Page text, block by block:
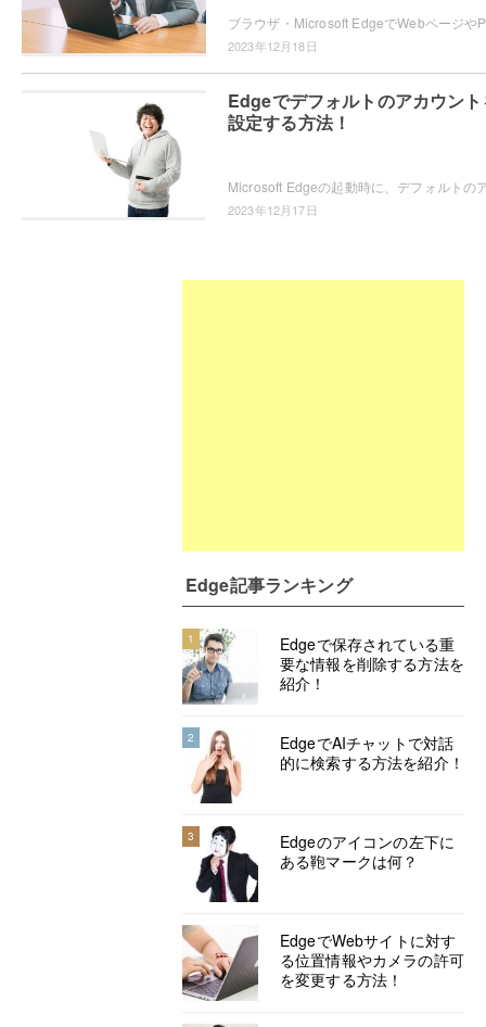
2023年12月18日
Edgeでデフォルトのアカウン
設定する方法！
2023年12月17日
Edge記事ランキング
1
Edgeで保存されている重
要な情報を削除する方法を
紹介！
2
EdgeでAIチャットで対話
的に検索する方法を紹介！
3
Edgeのアイコンの左下に
ある鞄マークは何？
EdgeでWebサイトに対す
る位置情報やカメラの許可
を変更する方法！